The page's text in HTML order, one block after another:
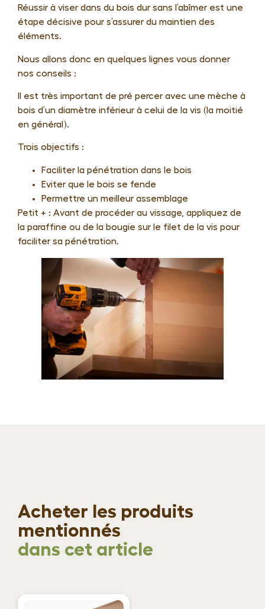
Table en bois massif
Réussir à viser dans du bois dur sans l’abîmer est une
étape décisive pour s’assurer du maintien des
éléments.
Nous allons donc en quelques lignes vous donner
nos conseils :
Il est très important de pré percer avec une mèche à
bois d’un diamètre inférieur à celui de la vis (la moitié
en général).
Trois objectifs :
Faciliter la pénétration dans le bois
Eviter que le bois se fende
Permettre un meilleur assemblage
Petit + : Avant de procéder au vissage, appliquez de
la paraffine ou de la bougie sur le filet de la vis pour
faciliter sa pénétration.
Acheter les produits
mentionnés
dans cet article